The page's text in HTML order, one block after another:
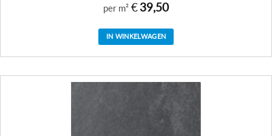
per m² €39,50
IN WINKELWAGEN